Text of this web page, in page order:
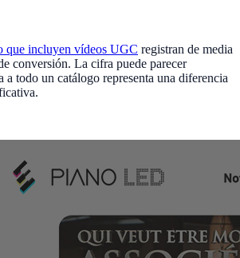
que incluyen vídeos UGC registran de media
conversión. La cifra puede parecer
a todo un catálogo representa una diferencia